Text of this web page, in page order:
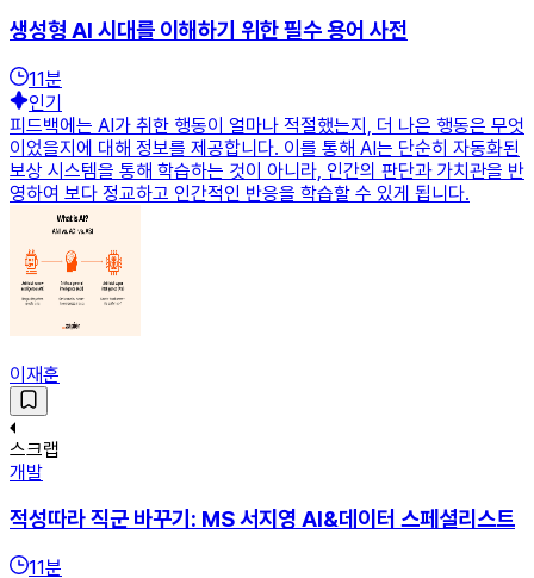
생성형 AI 시대를 이해하기 위한 필수 용어 사전
11분
인기
피드백에는 AI가 취한 행동이 얼마나 적절했는지, 더 나은 행동은 무엇
이었을지에 대해 정보를 제공합니다. 이를 통해 AI는 단순히 자동화된
보상 시스템을 통해 학습하는 것이 아니라, 인간의 판단과 가치관을 반
영하여 보다 정교하고 인간적인 반응을 학습할 수 있게 됩니다.
이재훈
스크랩
개발
적성따라 직군 바꾸기: MS 서지영 AI&데이터 스페셜리스트
11분